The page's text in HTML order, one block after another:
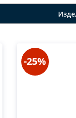
-25%